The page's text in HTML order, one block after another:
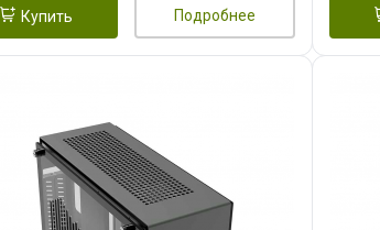
Купить Подробнее